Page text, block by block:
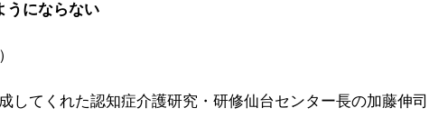
うにならない
してくれた認知症介護研究・研修仙台センター長の加藤伸司